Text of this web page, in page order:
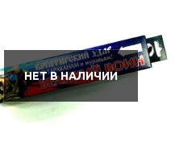
НЕТ В НАЛИЧИИ